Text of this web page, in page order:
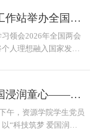
共建活动。各支部党
动，活动由地质博士
瑶围绕总体国家安全
资源学院学生党员工作站举办全国两会精神学习会
领会2026年全国两会
人理想融入国家发展
习。何晓龙同志以
局——2026年全国两会
理了两会的核心成
科技点亮梦想，爱国浸润童心——资源学院学生党员工作站走进培智学校
午，资源学院学生党员
“科技筑梦 爱国润